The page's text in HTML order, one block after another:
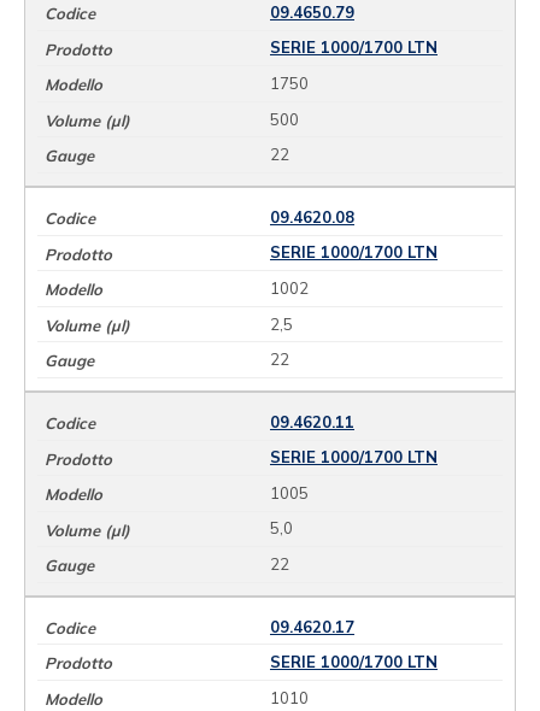
09.4650.79
SERIE 1000/1700 LTN
1750
500
22
09.4620.08
SERIE 1000/1700 LTN
1002
2,5
22
09.4620.11
SERIE 1000/1700 LTN
1005
5,0
22
09.4620.17
SERIE 1000/1700 LTN
1010